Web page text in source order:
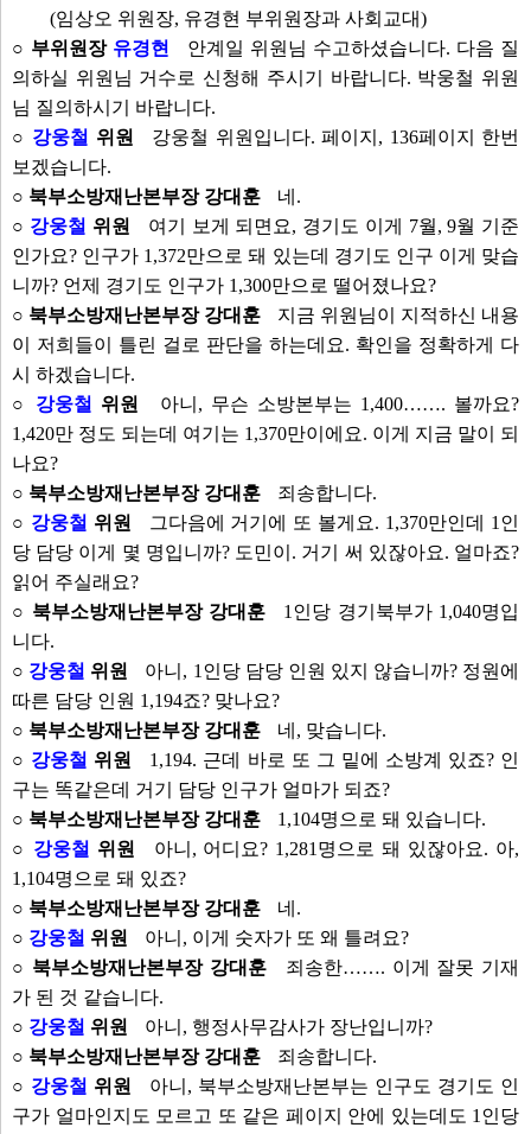
(임상오 위원장, 유경현 부위원장과 사회교대)
○ 부위원장 유경현
안계일 위원님 수고하셨습니다. 다음 질
의하실 위원님 거수로 신청해 주시기 바랍니다. 박웅철 위원
님 질의하시기 바랍니다.
○ 강웅철 위원
강웅철 위원입니다. 페이지, 136페이지 한번
보겠습니다.
○ 북부소방재난본부장 강대훈
네.
○ 강웅철 위원
여기 보게 되면요, 경기도 이게 7월, 9월 기준
인가요? 인구가 1,372만으로 돼 있는데 경기도 인구 이게 맞습
니까? 언제 경기도 인구가 1,300만으로 떨어졌나요?
○ 북부소방재난본부장 강대훈
지금 위원님이 지적하신 내용
이 저희들이 틀린 걸로 판단을 하는데요. 확인을 정확하게 다
시 하겠습니다.
○ 강웅철 위원
아니, 무슨 소방본부는 1,400……. 볼까요?
1,420만 정도 되는데 여기는 1,370만이에요. 이게 지금 말이 되
나요?
○ 북부소방재난본부장 강대훈
죄송합니다.
○ 강웅철 위원
그다음에 거기에 또 볼게요. 1,370만인데 1인
당 담당 이게 몇 명입니까? 도민이. 거기 써 있잖아요. 얼마죠?
읽어 주실래요?
○ 북부소방재난본부장 강대훈
1인당 경기북부가 1,040명입
니다.
○ 강웅철 위원
아니, 1인당 담당 인원 있지 않습니까? 정원에
따른 담당 인원 1,194죠? 맞나요?
○ 북부소방재난본부장 강대훈
네, 맞습니다.
○ 강웅철 위원
1,194. 근데 바로 또 그 밑에 소방계 있죠? 인
구는 똑같은데 거기 담당 인구가 얼마가 되죠?
○ 북부소방재난본부장 강대훈
1,104명으로 돼 있습니다.
○ 강웅철 위원
아니, 어디요? 1,281명으로 돼 있잖아요. 아,
1,104명으로 돼 있죠?
○ 북부소방재난본부장 강대훈
네.
○ 강웅철 위원
아니, 이게 숫자가 또 왜 틀려요?
○ 북부소방재난본부장 강대훈
죄송한……. 이게 잘못 기재
가 된 것 같습니다.
○ 강웅철 위원
아니, 행정사무감사가 장난입니까?
○ 북부소방재난본부장 강대훈
죄송합니다.
○ 강웅철 위원
아니, 북부소방재난본부는 인구도 경기도 인
구가 얼마인지도 모르고 또 같은 페이지 안에 있는데도 1인당